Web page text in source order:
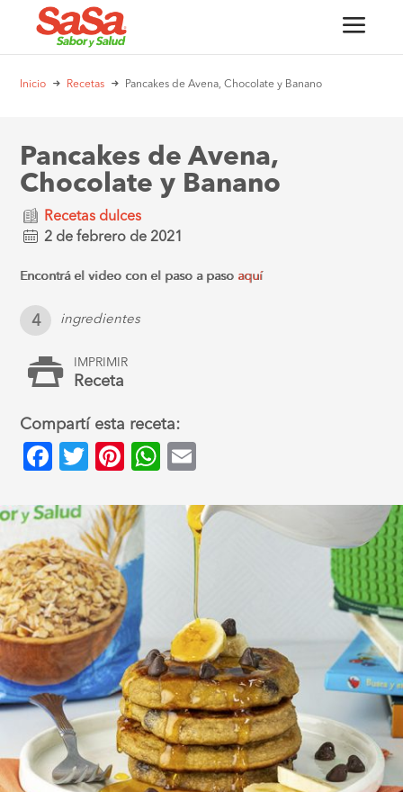
Inicio Recetas Pancakes de Avena, Chocolate y Banano
Pancakes de Avena,
Chocolate y Banano
Recetas dulces
2 de febrero de 2021
Encontrá el video con el paso a pasoaquí
4 ingredientes
IMPRIMIR
Receta
Compartí esta receta:
Facebook
TwitterPinterest
WhatsApp